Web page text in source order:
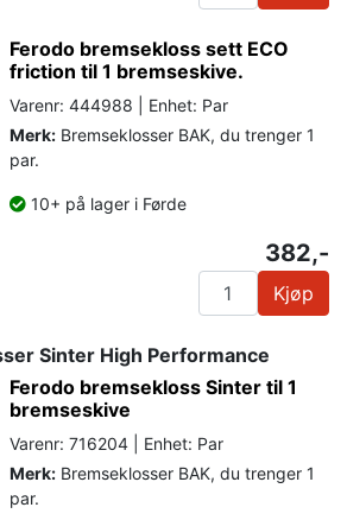
Ferodo bremsekloss sett ECO
friction til 1 bremseskive.
Varenr: 444988 | Enhet: Par
Merk: Bremseklosser BAK, du trenger 1
par.
10+ på lager i Førde
382,-
Kjøp
Sinter High Performance
Ferodo bremsekloss Sinter til 1
bremseskive
Varenr: 716204 | Enhet: Par
Merk: Bremseklosser BAK, du trenger 1
par.